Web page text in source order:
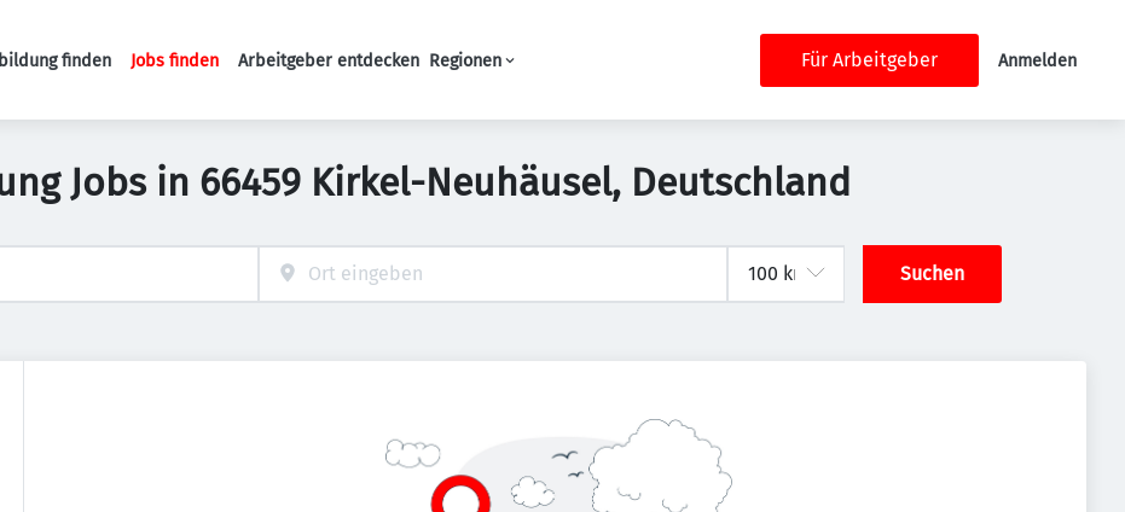
Haupt-Navigation
finden Jobs finden Arbeitgeber entdecken Regionen Für Arbeitgeber Anmelden
Jobs in 66459 Kirkel-Neuhäusel, Deutschland
Suchen